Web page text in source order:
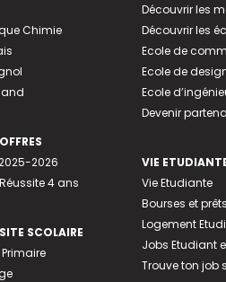
Chimie
2026
4 ans
SCOLAIRE
Découvrir les
Découvrir les
Ecole de
Ecole de
Ecole
Devenir
VIE
Vie Etudiante
Bourses et
Logement
Jobs Etudiant
Trouve ton job